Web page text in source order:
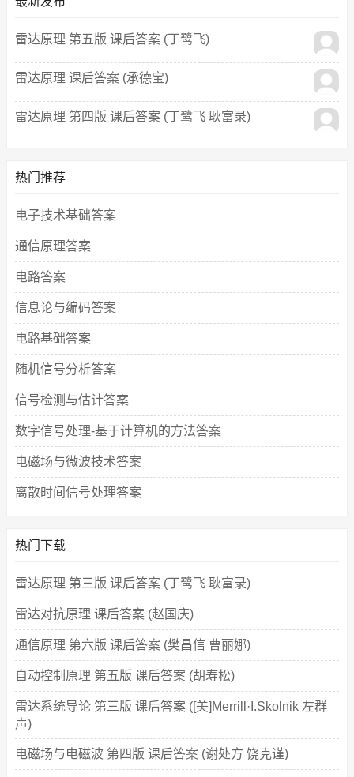
雷达原理 第五版 课后答案 (丁鹭飞)
雷达原理 课后答案 (承德宝)
雷达原理 第四版 课后答案 (丁鹭飞 耿富录)
热门推荐
电子技术基础答案
通信原理答案
电路答案
信息论与编码答案
电路基础答案
随机信号分析答案
信号检测与估计答案
数字信号处理-基于计算机的方法答案
电磁场与微波技术答案
离散时间信号处理答案
热门下载
雷达原理 第三版 课后答案 (丁鹭飞 耿富录)
雷达对抗原理 课后答案 (赵国庆)
通信原理 第六版 课后答案 (樊昌信 曹丽娜)
自动控制原理 第五版 课后答案 (胡寿松)
雷达系统导论 第三版 课后答案 ([美]Merrill·I.Skolnik 左群
声)
电磁场与电磁波 第四版 课后答案 (谢处方 饶克谨)